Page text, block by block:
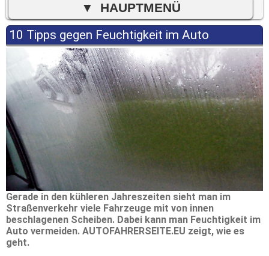
10 Tipps gegen Feuchtigkeit im Auto
Gerade in den kühleren Jahreszeiten sieht man im
Straßenverkehr viele Fahrzeuge mit von innen
beschlagenen Scheiben. Dabei kann man Feuchtigkeit im
Auto vermeiden. AUTOFAHRERSEITE.EU zeigt, wie es
geht.